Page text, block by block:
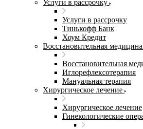
Услуги в рассрочку
Услуги в рассрочку
Тинькофф Банк
Хоум Кредит
Восстановительная медицина
Восстановительная
Иглорефлексотерапия
Мануальная терапия
Хирургическое лечение
Хирургическое лечение
Гинекологические